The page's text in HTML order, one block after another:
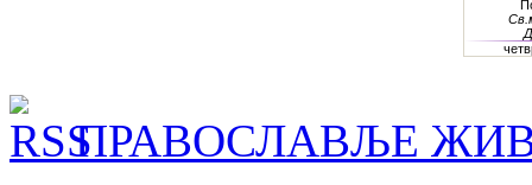
ПРАВОСЛАВЉЕ